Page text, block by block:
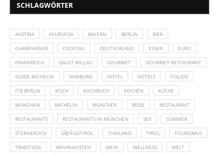
SCHLAGWÖRTER
AUSTRIA AYURVEDA BAYERN BERLIN BIER
CHAMPAGNER COCKTAIL DEUTSCHLAND ESSEN EURO
FRANKREICH GAULT-MILLAU GOURMET GOURMET-RESTAURANT
GUIDE MICHELIN HAMBURG HOTEL HOTELS ITALIEN
ITB BERLIN KOCH KOCHBUCH KOCHEN KÜCHE
MÜNCHEN MICHELIN MÜNCHEN REISE RESTAURANT
RESTAURANTS RESTAURANTS IN MÜNCHEN SEX SOMMER
STERNEKOCH SÃƑÂ¼DTIROL THAILAND TIROL TOURISMUS
TRADITION WEIHNACHTEN WEIN WELLNESS WELT